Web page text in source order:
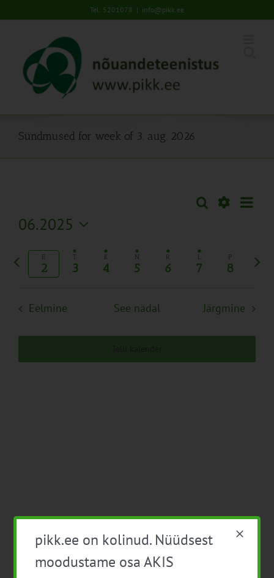
to
Tel: 5201078 | info@pikk.ee
Sündmused for week of 3. aug. 2026
Sündmused
Views
Navigation
Otsi Nädal
06.2025
kuupäev.
E
2
T
3
K
4
N
5
R
6
L
7 8
Eelmine
nädal
Eelmine See nädal Järgmine
pikk.ee on kolinud. Nüüdsest
moodustame osa AKIS